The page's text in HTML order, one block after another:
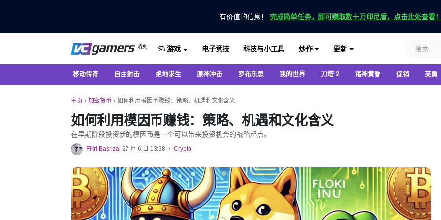
有价值的信息！ 完成简单任务，即可赚取数十万印尼盾，点击此处查看！
VC游戏新闻
消息
仅在 VCGamers 获取最新的游戏新闻
游戏 电子竞技 科技与小工具 炒作 更新
移动传奇 自由射击 绝地求生 原神冲击 罗布乐思 我的世界 刀塔 2 诸神黄昏 促销 英勇
主页 › 加密货币 › 如何利用模因币赚钱：策略、机遇和文化含义
如何利用模因币赚钱：策略、机遇和文化含义
在早期阶段投资新的模因币是一个可以带来投资机会的战略起点。
Fikri Basrizal 27 月 6 日 13:38 / Crypto